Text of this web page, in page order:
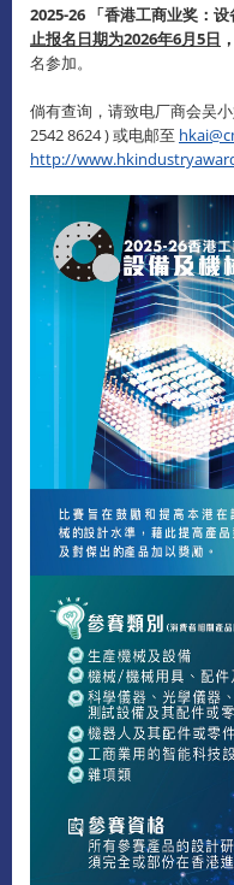
2025-26 「香港工商业奖：设
止报名日期为2026年6月5日 ，
名参加。
倘有查询，请致电厂商会吴
2542 8624 ) 或电邮至
http://